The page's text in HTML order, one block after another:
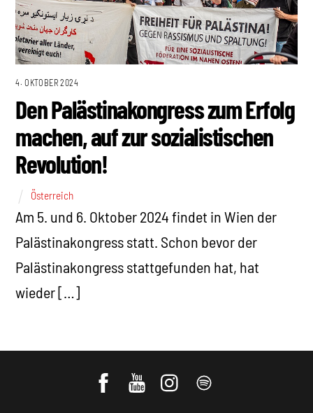
4. OKTOBER 2024
Den Palästinakongress zum Erfolg
machen, auf zur sozialistischen
Revolution!
Österreich
Am 5. und 6. Oktober 2024 findet in Wien der
Palästinakongress statt. Schon bevor der
Palästinakongress stattgefunden hat, hat
wieder […]